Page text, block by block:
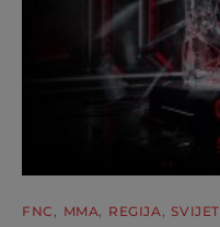
FNC MMA REGIJA SVIJET